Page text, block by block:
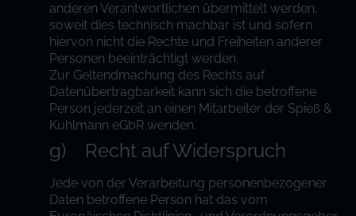
anderen Verantwortlichen übermittelt werden,
soweit dies technisch machbar ist und sofern
hiervon nicht die Rechte und Freiheiten anderer
Personen beeinträchtigt werden.
Zur Geltendmachung des Rechts auf
Datenübertragbarkeit kann sich die betroffene
Person jederzeit an einen Mitarbeiter der Spieß &
Kuhlmann eGbR wenden.
g) Recht auf Widerspruch
Jede von der Verarbeitung personenbezogener
Daten betroffene Person hat das vom